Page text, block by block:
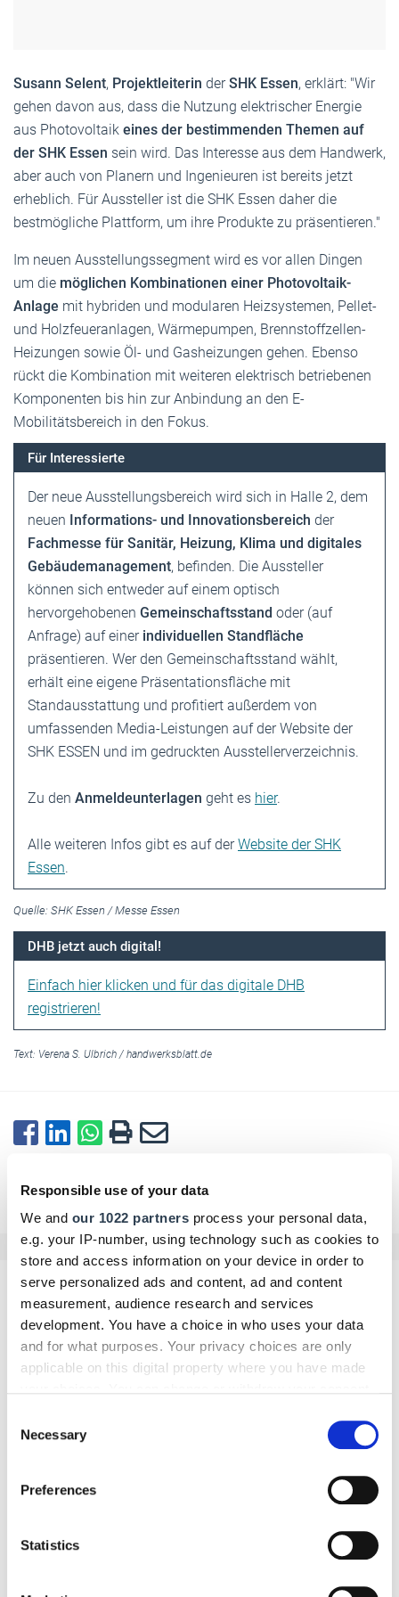
Responsible use of your data
We and our 1022 partners process your personal data,
e.g. your IP-number, using technology such as cookies to
store and access information on your device in order to
serve personalized ads and content, ad and content
measurement, audience research and services
development. You have a choice in who uses your data
and for what purposes. Your privacy choices are only
applicable on this digital property where you have made
the Privacy trigger icon.
Collect information about your geographical location
Identify your device by actively scanning it for
Find out more about how your personal data is processed
Selection
Necessary
Preferences
Statistics
Susann Selent, Projektleiterin derSHK Essen, erklärt: "Wir
gehen davon aus, dass die Nutzung elektrischer Energie
aus Photovoltaik eines der bestimmenden Themen auf
der SHK Essen sein wird. Das Interesse aus dem Handwerk,
aber auch von Planern und Ingenieuren ist bereits jetzt
erheblich. Für Aussteller ist die SHK Essen daher die
bestmögliche Plattform, um ihre Produkte zu präsentieren."
Im neuen Ausstellungssegment wird es vor allen Dingen
um die möglichen Kombinationen einer Photovoltaik-
Anlage mit hybriden und modularen Heizsystemen, Pellet-
und Holzfeueranlagen, Wärmepumpen, Brennstoffzellen-
Heizungen sowie Öl- und Gasheizungen gehen. Ebenso
rückt die Kombination mit weiteren elektrisch betriebenen
Komponenten bis hin zur Anbindung an den E-
Mobilitätsbereich in den Fokus.
Für Interessierte
Der neue Ausstellungsbereich wird sich in Halle 2, dem
neuen Informations- und Innovationsbereich der
Fachmesse für Sanitär, Heizung, Klima und digitales
Gebäudemanagement, befinden. Die Aussteller
können sich entweder auf einem optisch
hervorgehobenen Gemeinschaftsstand oder (auf
Anfrage) auf einer individuellen Standfläche
präsentieren. Wer den Gemeinschaftsstand wählt,
erhält eine eigene Präsentationsfläche mit
Standausstattung und profitiert außerdem von
umfassenden Media-Leistungen auf der Website der
SHK ESSEN und im gedruckten Ausstellerverzeichnis.
Zu den Anmeldeunterlagen geht es hier.
Alle weiteren Infos gibt es auf derWebsite der SHK
Essen.
Quelle: SHK Essen / Messe Essen
DHB jetzt auch digital!
Einfach hier klicken und für das digitale DHB
registrieren!
Text: Verena S. Ulbrich / handwerksblatt.de
Zurück zur Übersicht
Kommentar schreiben
Name
E-Mail